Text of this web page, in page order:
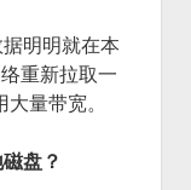
明明就在本
重新拉取一
量带宽。
盘？